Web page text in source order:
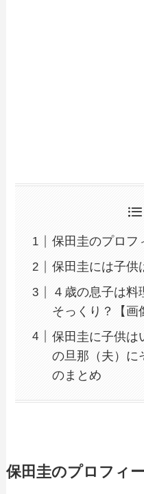
保田圭のプロフ
保田圭には子供
４歳の息子は
そっくり？【画
保田圭に子供は
の旦那（夫）に
のまとめ
保田圭のプロフィ